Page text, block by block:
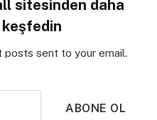
sitesinden daha
sent to your email.
ABONE OL